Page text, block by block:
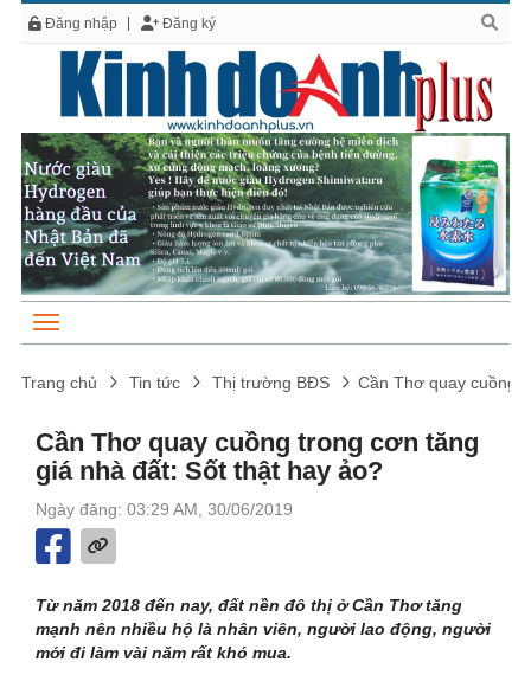
Đăng nhập Đăng ký
Trang chủ Tin tức Thị trường BĐS Cần Thơ quay cuồng
Cần Thơ quay cuồng trong cơn tăng
giá nhà đất: Sốt thật hay ảo?
Ngày đăng: 03:29 AM, 30/06/2019
Từ năm 2018 đến nay, đất nền đô thị ở Cần Thơ tăng
mạnh nên nhiều hộ là nhân viên, người lao động, người
mới đi làm vài năm rất khó mua.